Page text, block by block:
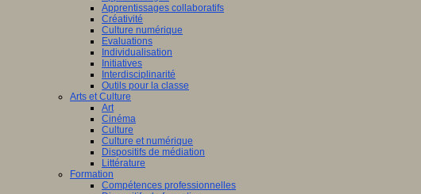
Apprentissages collaboratifs
Créativité
Culture numérique
Evaluations
Individualisation
Initiatives
Interdisciplinarité
Outils pour la classe
Arts et Culture
Art
Cinéma
Culture
Culture et numérique
Dispositifs de médiation
Littérature
Formation
Compétences professionnelles